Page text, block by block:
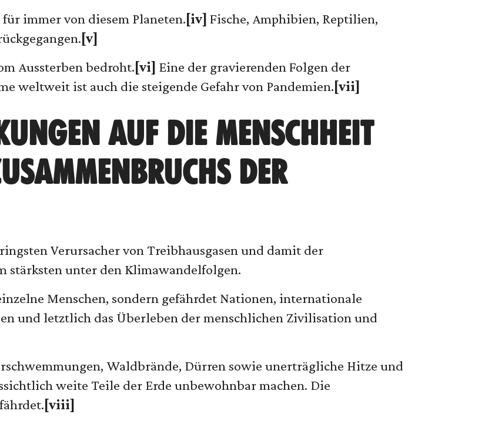
immer von diesem Planeten.[iv] Fische, Amphibien, Reptilien,
[v]
Aussterben bedroht.[vi] Eine der gravierenden Folgen der
weltweit ist auch die steigende Gefahr von Pandemien.[vii]
AUF DIE MENSCHHEIT
DER
Verursacher von Treibhausgasen und damit der
stärksten unter den Klimawandelfolgen.
Menschen, sondern gefährdet Nationen, internationale
und letztlich das Überleben der menschlichen Zivilisation und
Waldbrände, Dürren sowie unerträgliche Hitze und
weite Teile der Erde unbewohnbar machen. Die
[viii]